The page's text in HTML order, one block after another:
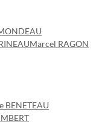
Marcel RAGON
BENETEAU